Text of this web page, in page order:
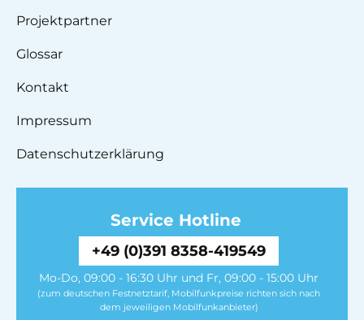
Projektpartner
Glossar
Kontakt
Impressum
Datenschutzerklärung
Service Hotline
+49 (0)391 8358-419549
Mo-Do, 09:00 - 16:30 Uhr und Fr, 09:00 - 15:00 Uhr
(zum deutschen Festnetztarif, Mobilfunkpreise richten sich nach
dem jeweiligen Mobilfunkanbieter)